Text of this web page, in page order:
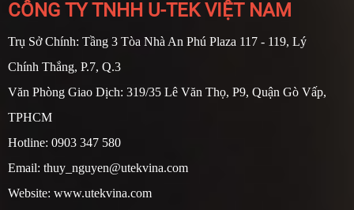
CÔNG TY TNHH U-TEK VIỆT NAM
Trụ Sở Chính: Tầng 3 Tòa Nhà An Phú Plaza 117 - 119, Lý
Chính Thắng, P.7, Q.3
Văn Phòng Giao Dịch: 319/35 Lê Văn Thọ, P9, Quận Gò Vấp,
TPHCM
Hotline: 0903 347 580
Email: thuy_nguyen@utekvina.com
Website: www.utekvina.com